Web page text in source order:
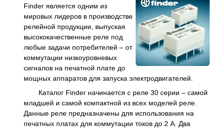
Finder является одним из
мировых лидеров в производстве
релейной продукции, выпуская
высококачественные реле под
любые задачи потребителей – от
коммутации низкоуровневых
сигналов на печатной плате до
мощных аппаратов для запуска электродвигателей.
Каталог Finder начинается с реле 30 серии – самой
младшей и самой компактной из всех моделей реле.
Данные реле предназначены для использования на
печатных платах для коммутации токов до 2 A. Два